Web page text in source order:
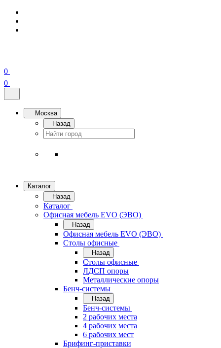
0
0
Москва
Назад
Каталог
Назад
Каталог
Офисная мебель EVO (ЭВО)
Назад
Офисная мебель EVO (ЭВО)
Cтолы офисные
Назад
Cтолы офисные
ЛДСП опоры
Металлические опоры
Бенч-системы
Назад
Бенч-системы
2 рабочих места
4 рабочих места
6 рабочих мест
Брифинг-приставки